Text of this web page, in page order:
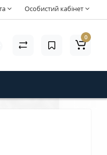
Особистий кабінет
0